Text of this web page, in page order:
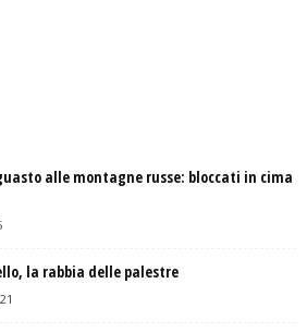
alle montagne russe: bloccati in cima
la rabbia delle palestre